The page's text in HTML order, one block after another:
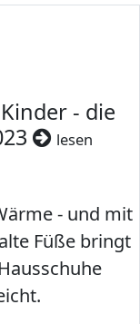
- die
lesen
- und mit
Füße bringt